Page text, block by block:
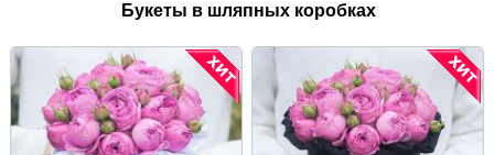
Букеты в шляпных коробках